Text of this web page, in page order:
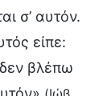
σ’ αυτόν.
είπε:
δεν βλέπω